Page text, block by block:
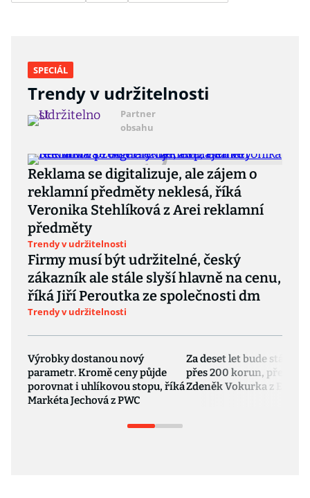
SPECIÁL
Trendy v udržitelnosti
Partner
obsahu
Reklama se digitalizuje, ale zájem o
reklamní předměty neklesá, říká
Veronika Stehlíková z Arei reklamní
předměty
Trendy v udržitelnosti
Firmy musí být udržitelné, český
zákazník ale stále slyší hlavně na cenu,
říká Jiří Peroutka ze společnosti dm
Trendy v udržitelnosti
Výrobky dostanou nový
parametr. Kromě ceny půjde
porovnat i uhlíkovou stopu, říká
Markéta Jechová z PWC
Za deset let bude stát
přes 200 korun,
Zdeněk Vokurka z